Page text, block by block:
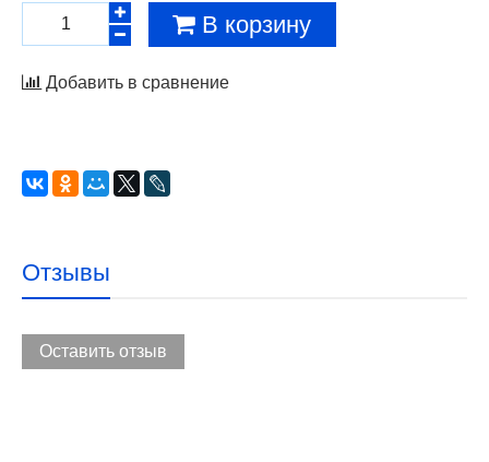
В корзину
Добавить в сравнение
Отзывы
Оставить отзыв